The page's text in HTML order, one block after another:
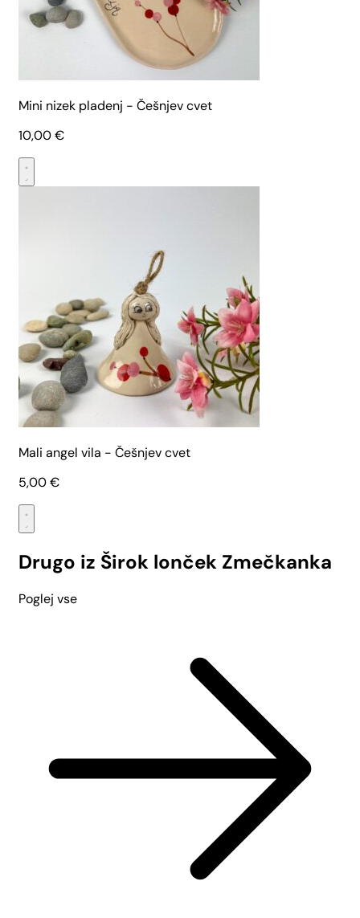
Mini nizek pladenj - Češnjev cvet
10,00€
Mali angel vila - Češnjev cvet
5,00€
Drugo iz Širok lonček Zmečkanka
Poglej vse